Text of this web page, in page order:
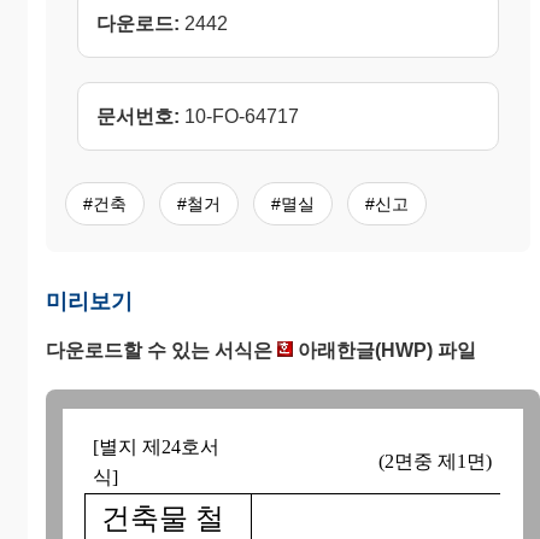
다운로드: 2442
문서번호: 10-FO-64717
#건축 #철거 #멸실 #신고
미리보기
다운로드할 수 있는 서식은 아래한글(HWP) 파일
[별지 제24호서
식]
(2면중 제1면)
건축물 철